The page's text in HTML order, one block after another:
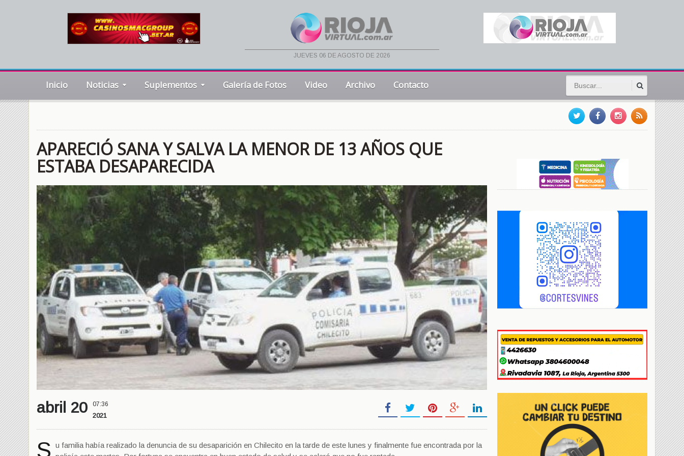
jueves 06 de agosto de 2026
Inicio Noticias Suplementos Galería de Fotos Video Archivo Contacto
APARECIÓ SANA Y SALVA LA MENOR DE 13 AÑOS QUE
ESTABA DESAPARECIDA
abril 20 07:36
2021
S u familia había realizado la denuncia de su desaparición en Chilecito en la tarde de este lunes y finalmente fue encontrada por la